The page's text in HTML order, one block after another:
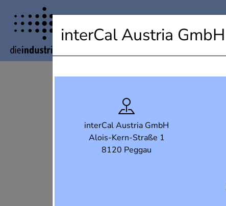
Industrielandkarte Steiermark
interCal Austria GmbH
interCal Austria GmbH
Alois-Kern-Straße 1
8120 Peggau